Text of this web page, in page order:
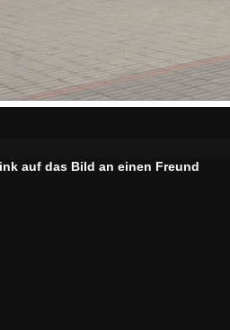
auf das Bild an einen Freund